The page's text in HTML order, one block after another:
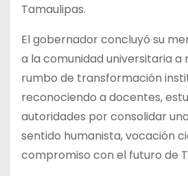
Tamaulipas.
El gobernador concluyó su
a la comunidad universitaria a
rumbo de transformación
reconociendo a docentes,
autoridades por consolidar
sentido humanista, vocación
compromiso con el futuro de